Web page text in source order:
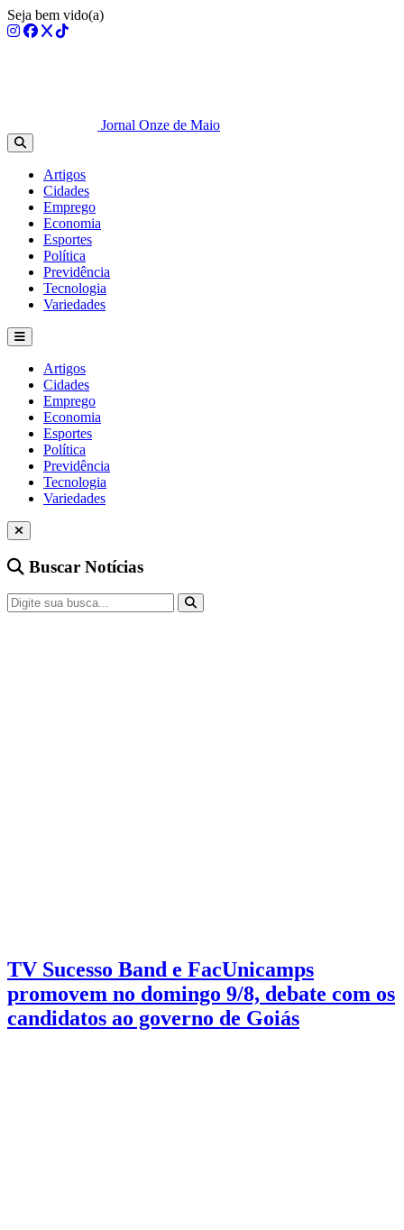
Seja bem vido(a)
Jornal Onze de Maio
Artigos
Cidades
Emprego
Economia
Esportes
Política
Previdência
Tecnologia
Variedades
Artigos
Cidades
Emprego
Economia
Esportes
Política
Previdência
Tecnologia
Variedades
Buscar Notícias
TV Sucesso Band e FacUnicamps
promovem no domingo 9/8, debate com os
candidatos ao governo de Goiás